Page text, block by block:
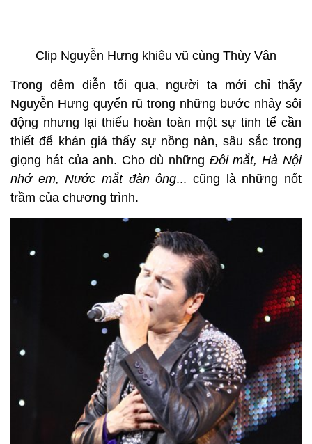
Clip Nguyễn Hưng khiêu vũ cùng Thùy Vân
Trong đêm diễn tối qua, người ta mới chỉ thấy
Nguyễn Hưng quyến rũ trong những bước nhảy sôi
động nhưng lại thiếu hoàn toàn một sự tinh tế cần
thiết để khán giả thấy sự nồng nàn, sâu sắc trong
giọng hát của anh. Cho dù những Đôi mắt, Hà Nội
nhớ em, Nước mắt đàn ông... cũng là những nốt
trầm của chương trình.